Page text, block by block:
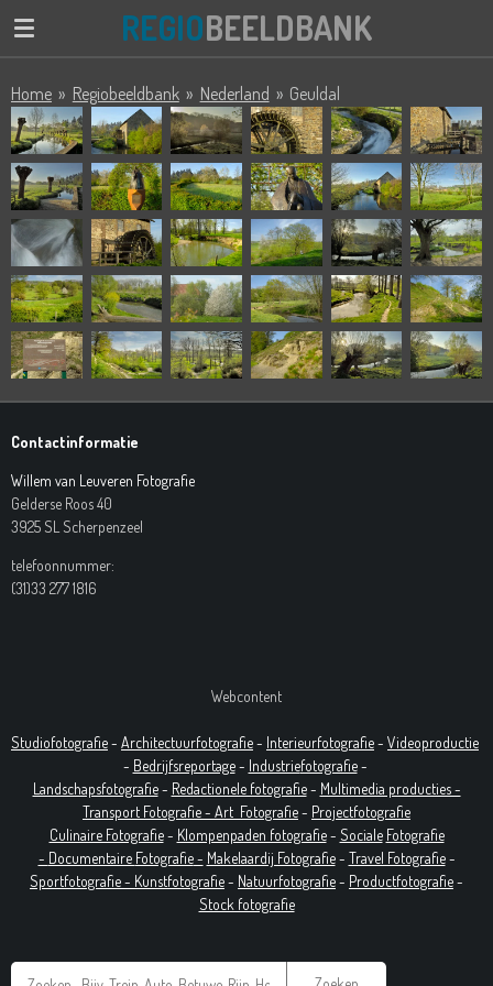
Ga
de
hoofdinhoud
REGIOBEELDBANK
Home » Regiobeeldbank » Nederland » Geuldal
Contactinformatie
Willem van Leuveren Fotografie
Gelderse Roos 40
3925 SL Scherpenzeel
telefoonnummer:
(31)33 277 1816
Webcontent
Studiofotografie- Architectuurfotografie- Interieurfotografie- Videoproductie
- Bedrijfsreportage- Industriefotografie-
Landschapsfotografie- Redactionele fotografie- Multimedia producties -
Transport Fotografie - Art Fotografie- Projectfotografie
Culinaire Fotografie- Klompenpaden fotografie- Sociale Fotografie
- Documentaire Fotografie- Makelaardij Fotografie- Travel Fotografie-
Sportfotografie - Kunstfotografie- Natuurfotografie- Productfotografie-
Stock fotografie